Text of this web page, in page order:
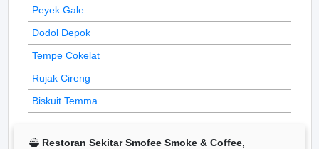
Peyek Gale
Dodol Depok
Tempe Cokelat
Rujak Cireng
Biskuit Temma
Restoran Sekitar Smofee Smoke & Coffee,